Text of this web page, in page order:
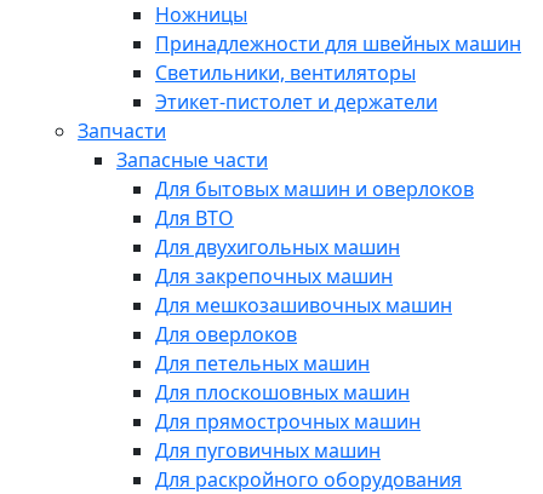
Ножницы
Принадлежности для швейных машин
Светильники, вентиляторы
Этикет-пистолет и держатели
Запчасти
Запасные части
Для бытовых машин и оверлоков
Для ВТО
Для двухигольных машин
Для закрепочных машин
Для мешкозашивочных машин
Для оверлоков
Для петельных машин
Для плоскошовных машин
Для прямострочных машин
Для пуговичных машин
Для раскройного оборудования